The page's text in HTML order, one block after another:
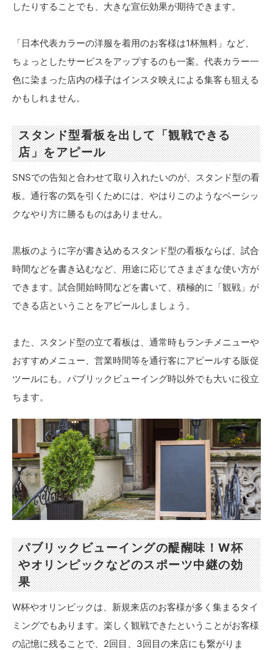
したりすることでも、大きな宣伝効果が期待できます。
「日本代表カラーの洋服を着用のお客様は1杯無料」など、
ちょっとしたサービスをアップするのも一案。代表カラー一
色に染まった店内の様子はインスタ映えによる集客も狙える
かもしれません。
スタンド型看板を出して「観戦できる
店」をアピール
SNSでの告知と合わせて取り入れたいのが、スタンド型の看
板。通行客の気を引くためには、やはりこのようなベーシッ
クなやり方に勝るものはありません。
黒板のように字が書き込めるスタンド型の看板ならば、試合
時間などを書き込むなど、用途に応じてさまざまな使い方が
できます。試合開始時間などを書いて、積極的に「観戦」が
できる店ということをアピールしましょう。
また、スタンド型の立て看板は、通常時もランチメニューや
おすすめメニュー、営業時間等を通行客にアピールする販促
ツールにも。パブリックビューイング時以外でも大いに役立
ちます。
パブリックビューイングの醍醐味！W杯
やオリンピックなどのスポーツ中継の効
果
W杯やオリンピックは、新規来店のお客様が多く集まるタイ
ミングでもあります。楽しく観戦できたということがお客様
の記憶に残ることで、2回目、3回目の来店にも繋がりま